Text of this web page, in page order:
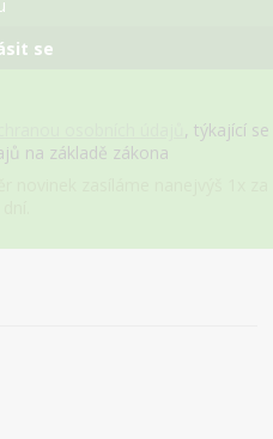
se
, týkající se
na základě zákona